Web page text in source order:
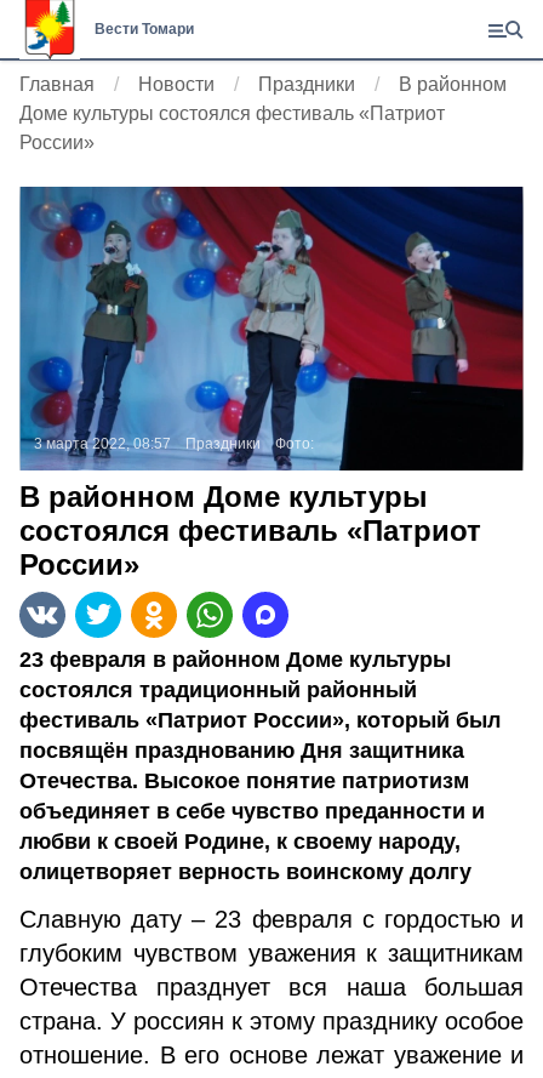
Вести Томари
Главная Новости Праздники
В районном
Доме культуры состоялся фестиваль «Патриот
России»
3 марта 2022, 08:57 Праздники Фото:
В районном Доме культуры
состоялся фестиваль «Патриот
России»
23 февраля в районном Доме культуры
состоялся традиционный районный
фестиваль «Патриот России», который был
посвящён празднованию Дня защитника
Отечества. Высокое понятие патриотизм
объединяет в себе чувство преданности и
любви к своей Родине, к своему народу,
олицетворяет верность воинскому долгу
Славную дату – 23 февраля с гордостью и
глубоким чувством уважения к защитникам
Отечества празднует вся наша большая
страна. У россиян к этому празднику особое
отношение. В его основе лежат уважение и